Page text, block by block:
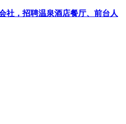
社，招聘温泉酒店餐厅、前台人